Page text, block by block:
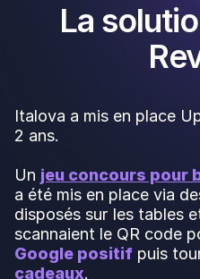
La
Italova a mis en place
2 ans.
Un jeu concours pour
a été mis en place via
disposés sur les tables
scannaient le QR code
Google positif puis
cadeaux.